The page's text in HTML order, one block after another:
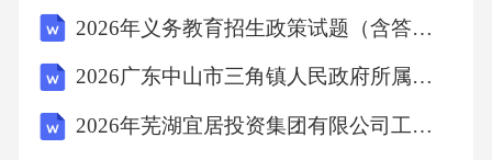
2026年义务教育招生政策试题（含答案）
2026广东中山市三角镇人民政府所属事业单位招聘教师17人农业笔试参考题库及答案解析
2026年芜湖宜居投资集团有限公司工作人员招聘2名农业笔试备考题库及答案解析